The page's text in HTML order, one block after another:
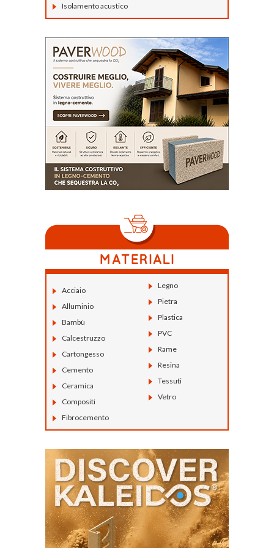
Isolamento acustico
Acciaio
Alluminio
Bambù
Calcestruzzo
Cartongesso
Cemento
Ceramica
Compositi
Fibrocemento
Legno
Pietra
Plastica
PVC
Rame
Resina
Tessuti
Vetro